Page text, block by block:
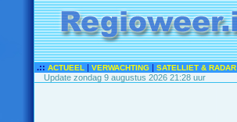
.:: ACTUEEL | VERWACHTING | SATELLIET & RADAR
Update zondag 9 augustus 2026 21:28 uur